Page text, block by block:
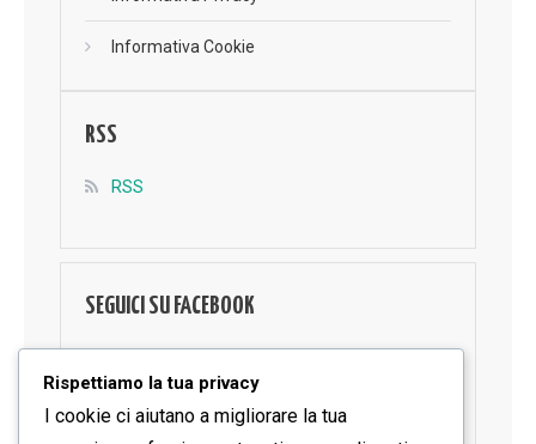
Informativa Cookie
RSS
RSS
SEGUICI SU FACEBOOK
Rispettiamo la tua privacy
I cookie ci aiutano a migliorare la tua